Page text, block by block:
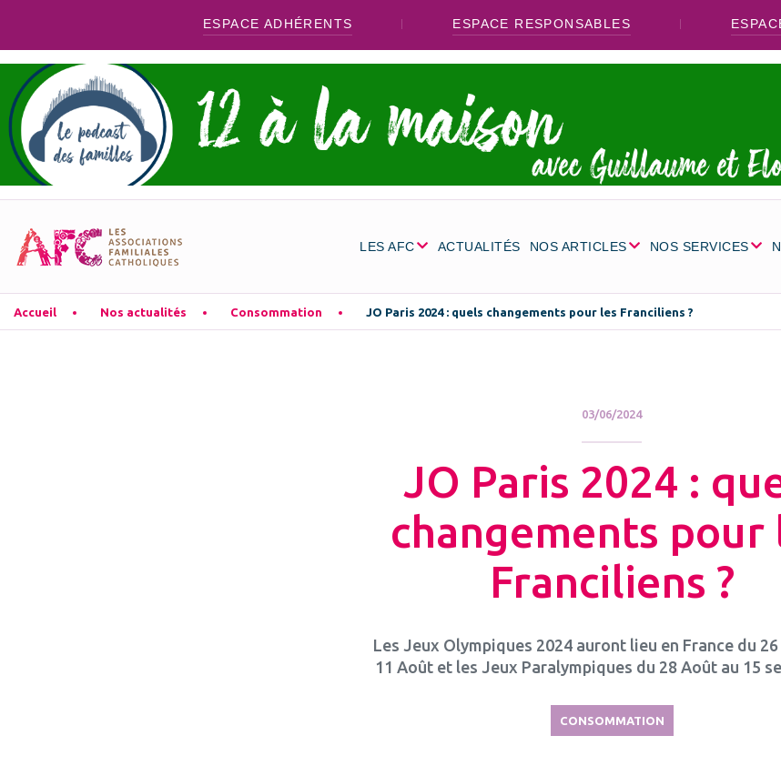
ESPACE ADHÉRENTS ESPACE RESPONSABLES
LES AFC ACTUALITÉS NOS ARTICLES NOS SERVICES
Accueil Nos actualités Consommation JO Paris 2024 : quels changements pour les Franciliens ?
03/06/2024
JO Paris 2024 :
changements pour
Franciliens ?
Les Jeux Olympiques 2024 auront lieu en France du
11 Août et les Jeux Paralympiques du 28 Août au 15
CONSOMMATION